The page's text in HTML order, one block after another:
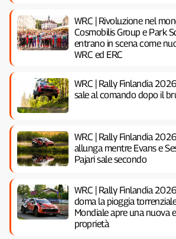
WRC | Rivoluzione nel
Cosmobilis Group e Park
entrano in scena come
WRC ed ERC
WRC | Rally Finlandia
sale al comando dopo il
WRC | Rally Finlandia
allunga mentre Evans e
Pajari sale secondo
WRC | Rally Finlandia
doma la pioggia
Mondiale apre una nuova
proprietà